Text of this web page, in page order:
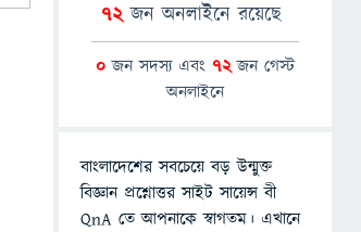
72জন অনলাইনে রয়েছে
0 জন সদস্য এবং 72জন গেস্ট
অনলাইনে
বাংলাদেশের সবচেয়ে বড় উন্মুক্ত
বিজ্ঞান প্রশ্নোত্তর সাইট সায়েন্স বী
QnA তে আপনাকে স্বাগতম। এখানে